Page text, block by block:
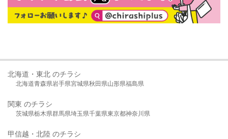
北海道・東北 のチラシ
北海道青森県岩手県宮城県秋田県山形県福島県
関東 のチラシ
茨城県栃木県群馬県埼玉県千葉県東京都神奈川県
甲信越・北陸 のチラシ